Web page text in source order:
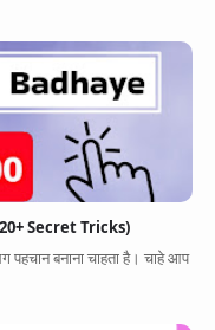
Secret Tricks)
बनाना चाहता है। चाहे आप